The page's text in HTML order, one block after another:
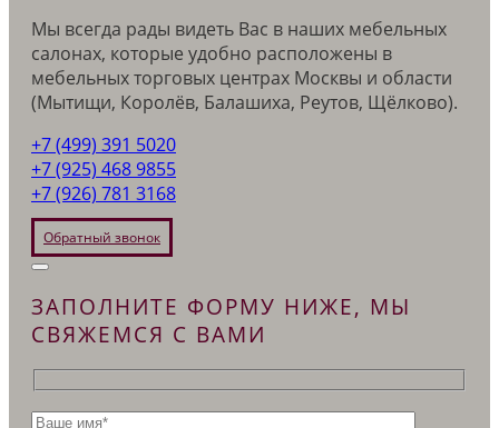
Мы всегда рады видеть Вас в наших мебельных
салонах, которые удобно расположены в
мебельных торговых центрах Москвы и области
(Мытищи, Королёв, Балашиха, Реутов, Щёлково).
+7 (499) 391 5020
+7 (925) 468 9855
+7 (926) 781 3168
Обратный звонок
ЗАПОЛНИТЕ ФОРМУ НИЖЕ, МЫ
СВЯЖЕМСЯ С ВАМИ